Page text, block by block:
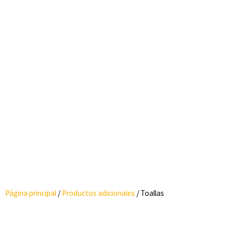
Página principal / Productos adicionales / Toallas